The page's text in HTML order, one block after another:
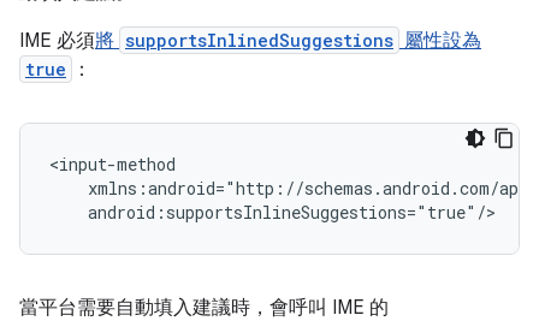
IME 必須將 supportsInlinedSuggestions 屬性設為
true ：
當平台需要自動填入建議時，會呼叫 IME 的